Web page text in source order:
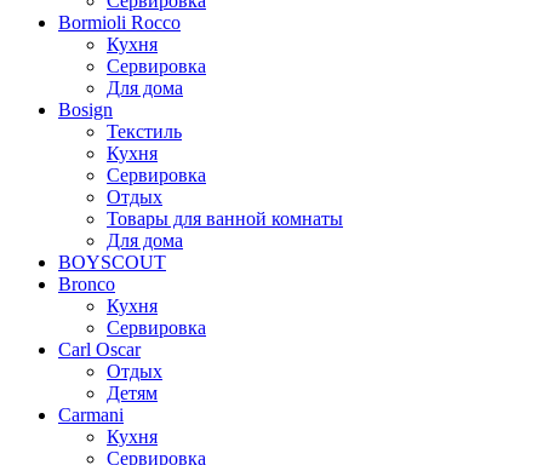
Bormioli Rocco
Кухня
Сервировка
Для дома
Bosign
Текстиль
Кухня
Сервировка
Отдых
Товары для ванной комнаты
Для дома
BOYSCOUT
Bronco
Кухня
Сервировка
Carl Oscar
Отдых
Детям
Carmani
Кухня
Сервировка